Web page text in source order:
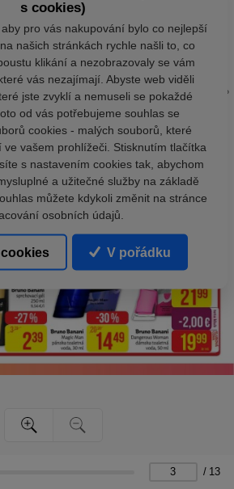
/ 13
s cookies)
pro vás nakupování bylo co nejlepší
našich stránkách rychle našli to, co
klikání a nezobrazovaly se vám
vás nezajímají. Abyste web viděli
jste zvyklí a nemuseli se pokaždé
od vás potřebujeme souhlas se
cookies - malých souborů, které
ve vašem prohlížeči. Stisknutím tlačítka
s nastavením cookies tak, abychom
a užitečné služby na základě
můžete kdykoli změnit na stránce
osobních údajů.
V pořádku